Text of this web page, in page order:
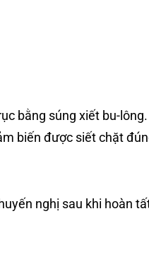
bằng súng xiết bu-
biến được siết chặt
nghị sau khi hoàn